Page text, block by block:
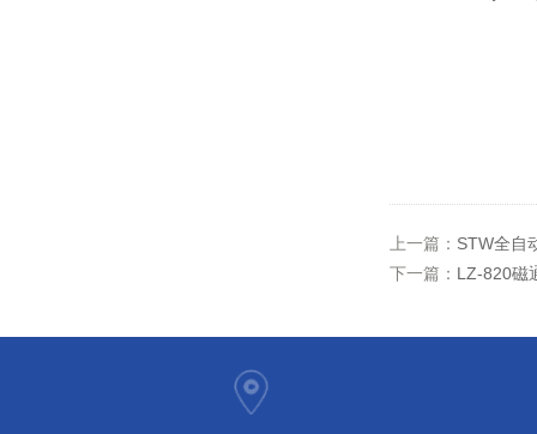
上一篇： STW全自
下一篇： LZ-820磁